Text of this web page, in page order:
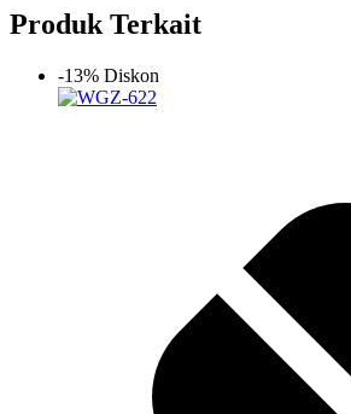
Produk Terkait
-13% Diskon